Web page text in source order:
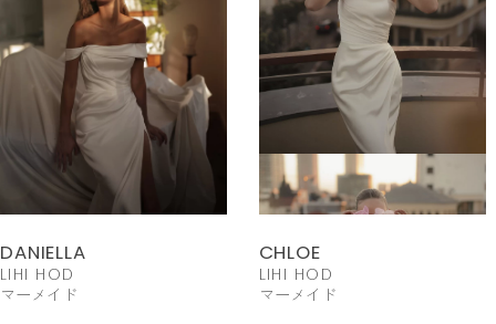
DANIELLA
LIHI HOD
マーメイド
CHLOE
LIHI HOD
マーメイド